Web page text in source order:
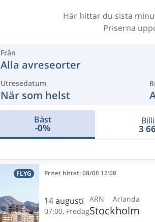
Här hittar du sista
Priserna
Från
Alla avreseorter
Utresedatum
När som helst
Bäst
-0% 3
FLYG Priset hittat: 08/08 12:08
14 augusti
07:00, Fredag
ARN Arlanda
Stockholm